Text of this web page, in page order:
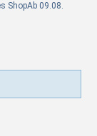
ShopAb 09.08.